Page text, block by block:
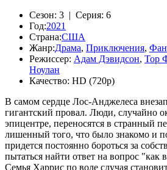
Сезон: 3 | Серия: 6
Год:2021
Страна:США
Жанр:Драма, Приключения,
Режиссер: Адам Дэвидсон, Тор
Ноулан
Качество: HD (720p)
В самом сердце Лос-Анджелеса
гигантский провал. Люди, случайно
эпицентре, переносятся в странный
лишенный того, что было знакомо и
придется постоянно бороться за
пытаться найти ответ на вопрос "как
Семья Харрис по воле случая